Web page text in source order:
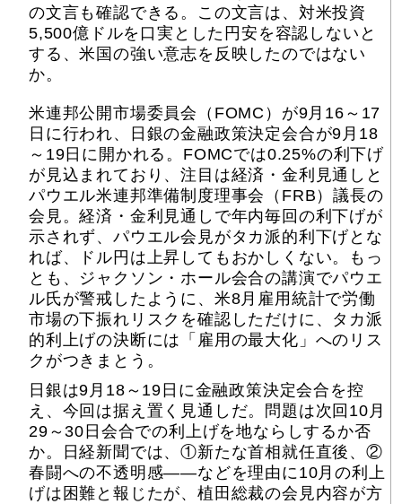
の文言も確認できる。この文言は、対米投資
5,500億ドルを口実とした円安を容認しないと
する、米国の強い意志を反映したのではない
か。
米連邦公開市場委員会（FOMC）が9月16～17
日に行われ、日銀の金融政策決定会合が9月18
～19日に開かれる。FOMCでは0.25%の利下げ
が見込まれており、注目は経済・金利見通しと
パウエル米連邦準備制度理事会（FRB）議長の
会見。経済・金利見通しで年内毎回の利下げが
示されず、パウエル会見がタカ派的利下げとな
れば、ドル円は上昇してもおかしくない。もっ
とも、ジャクソン・ホール会合の講演でパウエ
ル氏が警戒したように、米8月雇用統計で労働
市場の下振れリスクを確認しただけに、タカ派
的利上げの決断には「雇用の最大化」へのリス
クがつきまとう。
日銀は9月18～19日に金融政策決定会合を控
え、今回は据え置く見通しだ。問題は次回10月
29～30日会合での利上げを地ならしするか否
か。日経新聞では、①新たな首相就任直後、②
春闘への不透明感――などを理由に10月の利上
げは困難と報じたが、植田総裁の会見内容が方